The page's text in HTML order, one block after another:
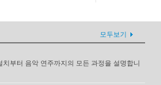
모두보기
부터 음악 연주까지의 모든 과정을 설명합니